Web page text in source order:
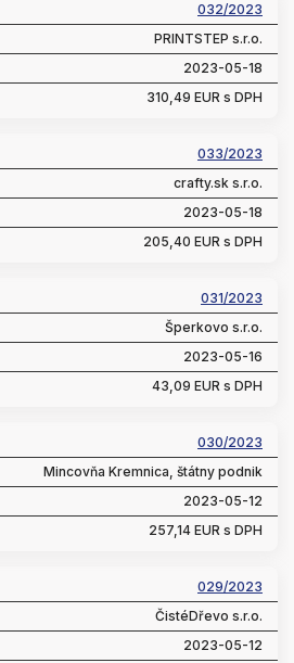
032/2023
PRINTSTEP s.r.o.
2023-05-18
310,49 EUR s DPH
033/2023
crafty.sk s.r.o.
2023-05-18
205,40 EUR s DPH
031/2023
Šperkovo s.r.o.
2023-05-16
43,09 EUR s DPH
030/2023
Mincovňa Kremnica, štátny podnik
2023-05-12
257,14 EUR s DPH
029/2023
ČistéDřevo s.r.o.
2023-05-12